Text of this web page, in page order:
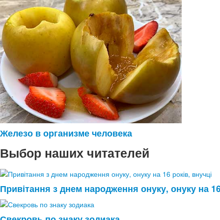
Железо в организме человека
Выбор наших читателей
Привітання з днем народження онуку, онуку на